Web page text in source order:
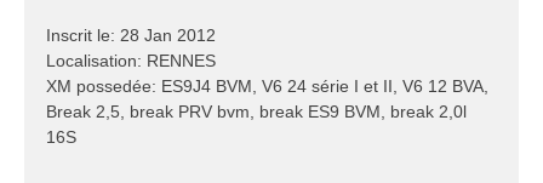
Inscrit le: 28 Jan 2012
Localisation: RENNES
XM possedée: ES9J4 BVM, V6 24 série I et II, V6 12 BVA,
Break 2,5, break PRV bvm, break ES9 BVM, break 2,0l
16S